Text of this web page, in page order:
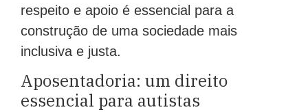
respeito e apoio é essencial para a
construção de uma sociedade mais
inclusiva e justa.
Aposentadoria: um direito
essencial para autistas